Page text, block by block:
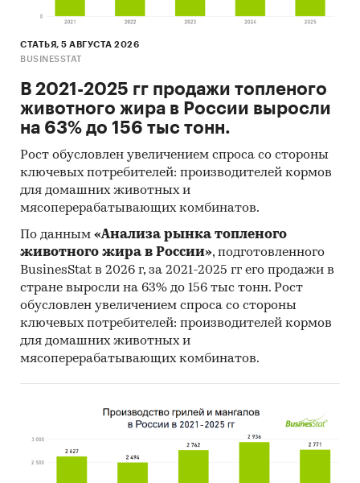
СТАТЬЯ, 5 АВГУСТА 2026
BUSINESSTAT
В 2021-2025 гг продажи топленого
животного жира в России выросли
на 63% до 156 тыс тонн.
Рост обусловлен увеличением спроса со стороны
ключевых потребителей: производителей кормов
для домашних животных и
мясоперерабатывающих комбинатов.
По данным «Анализа рынка топленого
животного жира в России», подготовленного
BusinesStat в 2026 г, за 2021-2025 гг его продажи в
стране выросли на 63% до 156 тыс тонн. Рост
обусловлен увеличением спроса со стороны
ключевых потребителей: производителей кормов
для домашних животных и
мясоперерабатывающих комбинатов.